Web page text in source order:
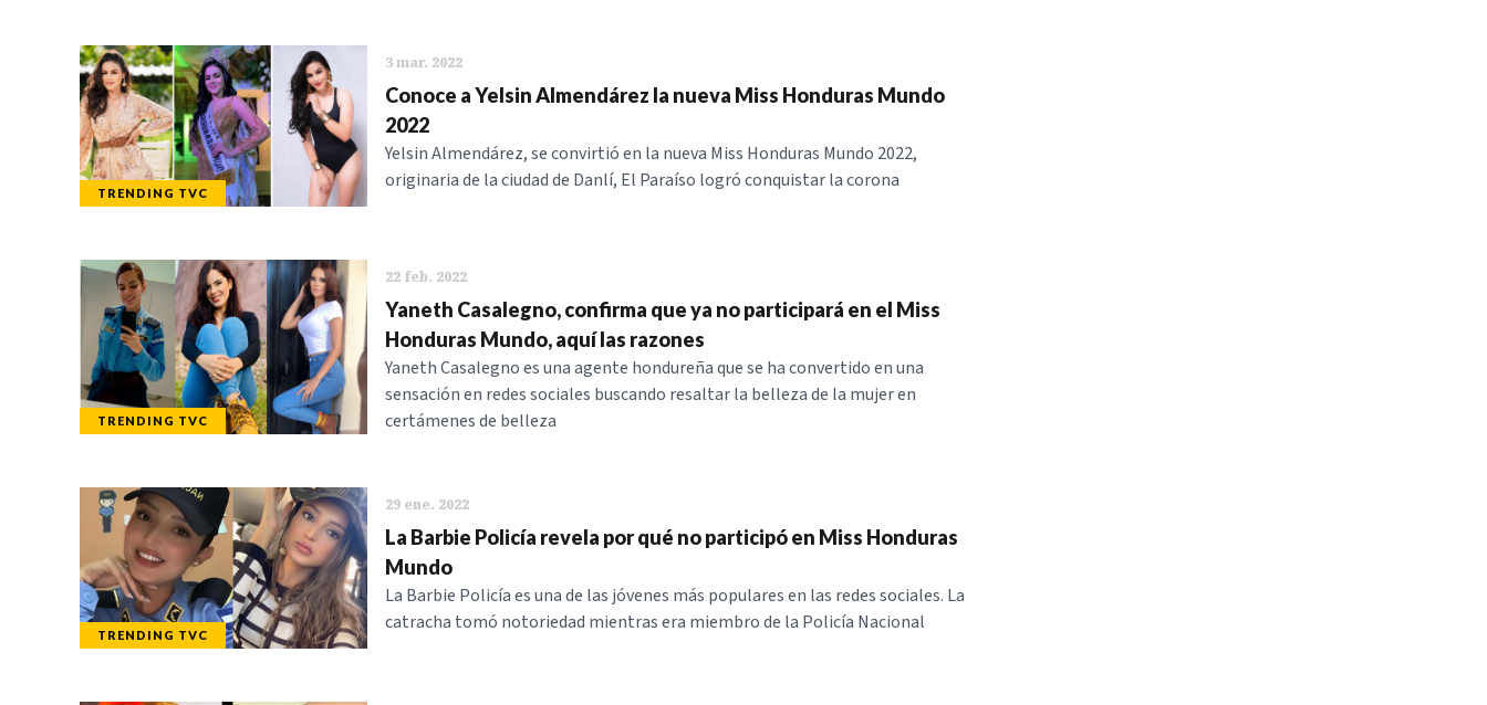
TRENDING TVC
3 mar. 2022
Conoce a Yelsin Almendárez la nueva Miss Honduras Mundo
2022
Yelsin Almendárez, se convirtió en la nueva Miss Honduras Mundo 2022,
originaria de la ciudad de Danlí, El Paraíso logró conquistar la corona
TRENDING TVC
22 feb. 2022
Yaneth Casalegno, confirma que ya no participará en el Miss
Honduras Mundo, aquí las razones
Yaneth Casalegno es una agente hondureña que se ha convertido en una
sensación en redes sociales buscando resaltar la belleza de la mujer en
certámenes de belleza
TRENDING TVC
29 ene. 2022
La Barbie Policía revela por qué no participó en Miss Honduras
Mundo
La Barbie Policía es una de las jóvenes más populares en las redes sociales. La
catracha tomó notoriedad mientras era miembro de la Policía Nacional